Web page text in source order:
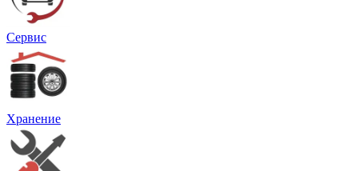
Сервис
Хранение